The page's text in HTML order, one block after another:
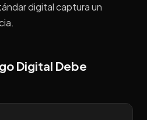
digital captura un
Digital Debe